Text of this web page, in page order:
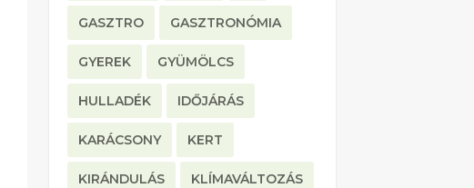
GASZTRO GASZTRONÓMIA
GYEREK GYÜMÖLCS
HULLADÉK IDŐJÁRÁS
KARÁCSONY KERT
KIRÁNDULÁS KLÍMAVÁLTOZÁS